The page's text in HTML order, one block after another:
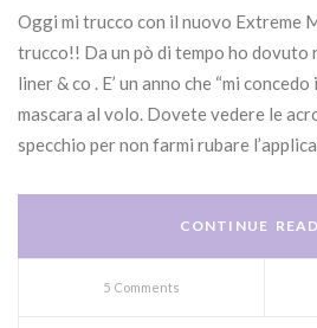
Oggi mi trucco con il nuovo Extreme
trucco!! Da un pò di tempo ho dovuto
liner & co . E’ un anno che “mi
mascara al volo. Dovete vedere le
specchio per non farmi rubare
CONTINUE
5 Comments